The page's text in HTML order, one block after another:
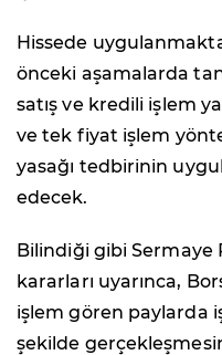
Hissede
önceki aşamalarda
satış ve kredili işlem
ve tek fiyat işlem
yasağı tedbirinin
edecek.
Bilindiği gibi Sermaye
kararları uyarınca,
işlem gören paylarda
şekilde